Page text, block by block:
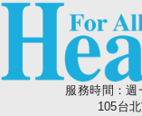
服務時間：
105台